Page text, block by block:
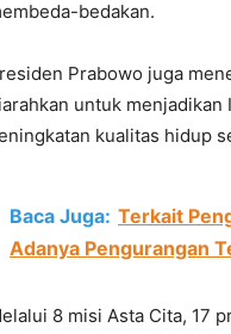
bedakan.
Prabowo juga
untuk menjadikan
kualitas hidup
Baca Juga: Terkait
Adanya Pengurangan
8 misi Asta Cita, 17